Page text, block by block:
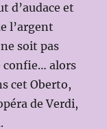
d’audace et
l’argent
soit pas
confie… alors
cet Oberto,
de Verdi,